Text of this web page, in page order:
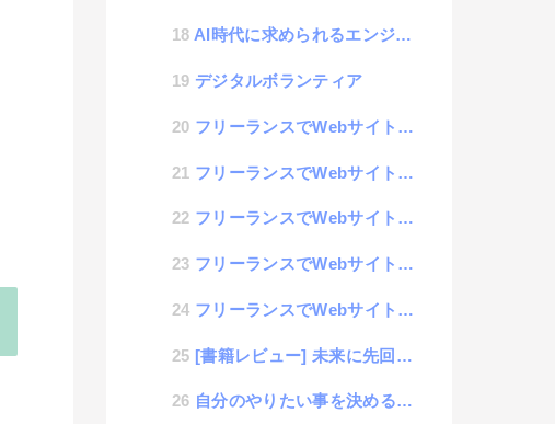
AI時代に求められるエンジニアの設計力
デジタルボランティア
フリーランスでWebサイト制作を目指す学習 #5 「初級編 : Javascriptの基礎学習」
フリーランスでWebサイト制作を目指す学習 #4 「初級編 : CSSの基礎学習」
フリーランスでWebサイト制作を目指す学習 #3 「初級編 : HTMLの基礎学習」
フリーランスでWebサイト制作を目指す学習 #2 「Web制作に必要な共通スキル」
フリーランスでWebサイト制作を目指す学習 #1 「Web制作のジャンルについて」
[書籍レビュー] 未来に先回りする思考法
自分のやりたい事を決めるのは自分ではないかもしれない話